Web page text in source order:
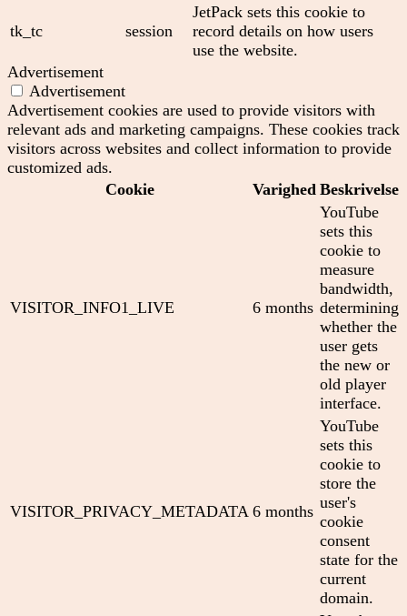
tk_tc session
JetPack sets this cookie to
record details on how users
use the website.
Advertisement
Advertisement
Advertisement cookies are used to provide visitors with
relevant ads and marketing campaigns. These cookies track
visitors across websites and collect information to provide
customized ads.
Cookie
Varighed Beskrivelse
VISITOR_INFO1_LIVE 6 months
YouTube
sets this
cookie to
measure
bandwidth,
determining
whether the
user gets
the new or
old player
interface.
VISITOR_PRIVACY_METADATA 6 months
YouTube
sets this
cookie to
store the
user's
cookie
consent
state for the
current
domain.